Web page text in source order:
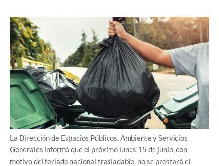
La Dirección de Espacios Públicos, Ambiente y Servicios
Generales informó que el próximo lunes 15 de junio, con
motivo del feriado nacional trasladable, no se prestará el